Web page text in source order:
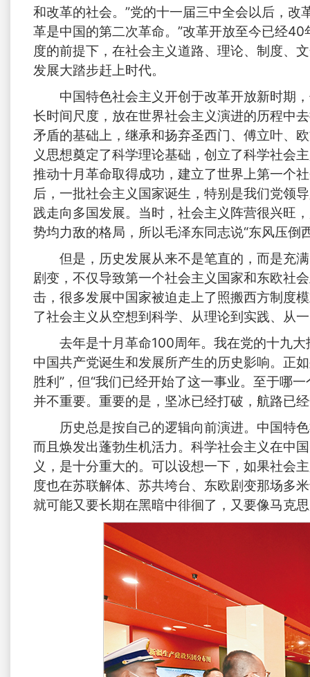
和改革的社会。”党的十一届三中全会以后，
革是中国的第二次革命。”改革开放至今已经
度的前提下，在社会主义道路、理论、制度、
发展大踏步赶上时代。
中国特色社会主义开创于改革开放新时期
长时间尺度，放在世界社会主义演进的历程中
矛盾的基础上，继承和扬弃圣西门、傅立叶、
义思想奠定了科学理论基础，创立了科学社会
推动十月革命取得成功，建立了世界上第一个
后，一批社会主义国家诞生，特别是我们党领
践走向多国发展。当时，社会主义阵营很兴旺
势均力敌的格局，所以毛泽东同志说“东风压倒
但是，历史发展从来不是笔直的，而是充
剧变，不仅导致第一个社会主义国家和东欧社
击，很多发展中国家被迫走上了照搬西方制度
了社会主义从空想到科学、从理论到实践、从
去年是十月革命100周年。我在党的十九
中国共产党诞生和发展所产生的历史影响。正
胜利”，但“我们已经开始了这一事业。至于哪
并不重要。重要的是，坚冰已经打破，航路已
历史总是按自己的逻辑向前演进。中国特
而且焕发出蓬勃生机活力。科学社会主义在中
义，是十分重大的。可以设想一下，如果社会
度也在苏联解体、苏共垮台、东欧剧变那场多
就可能又要长期在黑暗中徘徊了，又要像马克